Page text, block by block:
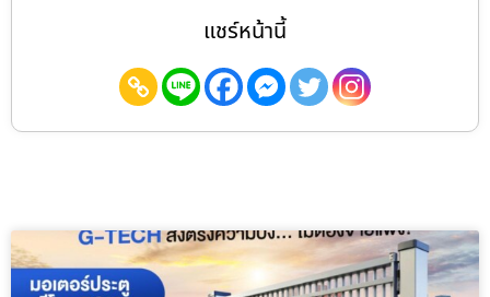
แชร์หน้านี้